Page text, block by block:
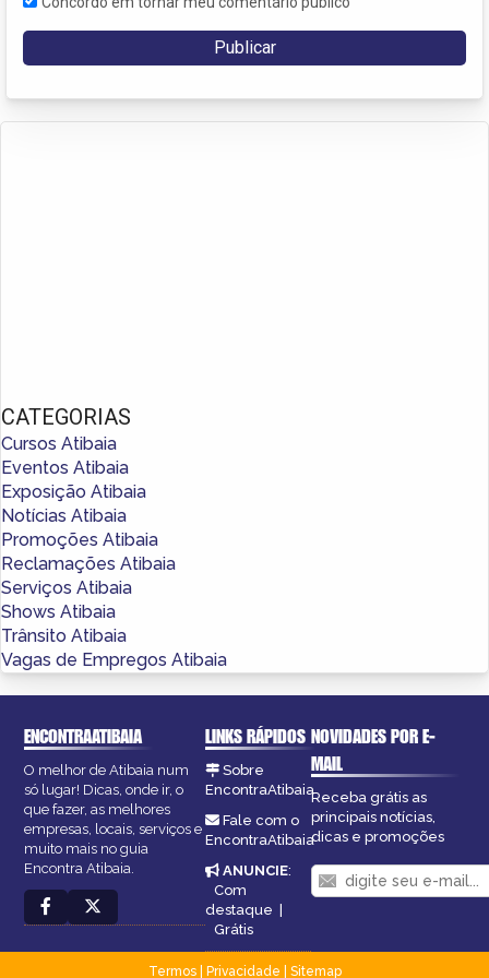
CATEGORIAS
Cursos Atibaia
Eventos Atibaia
Exposição Atibaia
Notícias Atibaia
Promoções Atibaia
Reclamações Atibaia
Serviços Atibaia
Shows Atibaia
Trânsito Atibaia
Vagas de Empregos Atibaia
ENCONTRAATIBAIA
O melhor de Atibaia num
só lugar! Dicas, onde ir, o
que fazer, as melhores
empresas, locais, serviços e
muito mais no guia
Encontra Atibaia.
LINKS RÁPIDOS
Sobre
EncontraAtibaia
Fale com o
EncontraAtibaia
ANUNCIE:
Com
destaque
Grátis
NOVIDADES POR E-
MAIL
Receba grátis as
principais notícias,
dicas e promoções
Termos| Privacidade
Sitemap